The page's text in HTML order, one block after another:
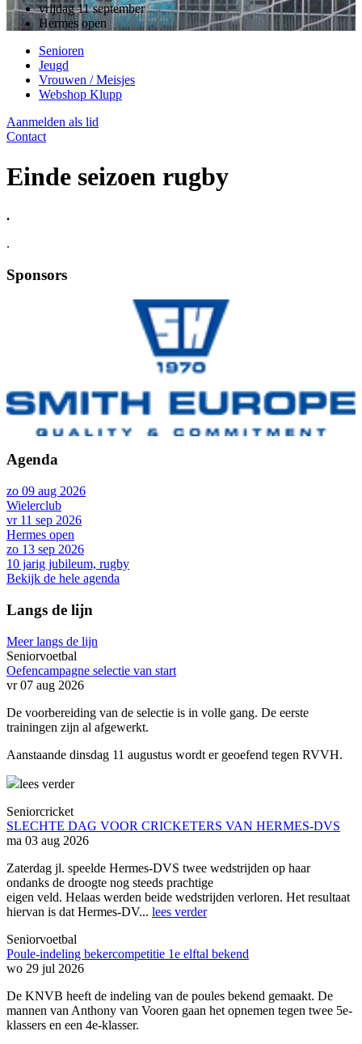
vrijdag 11 september
Hermes open
Senioren
Jeugd
Vrouwen / Meisjes
Webshop Klupp
Aanmelden als lid
Contact
Einde seizoen rugby
.
.
Sponsors
Agenda
zo 09 aug 2026
Wielerclub
vr 11 sep 2026
Hermes open
zo 13 sep 2026
10 jarig jubileum, rugby
Bekijk de hele agenda
Langs de lijn
Meer langs de lijn
Seniorvoetbal
Oefencampagne selectie van start
vr 07 aug 2026
De voorbereiding van de selectie is in volle gang. De eerste
trainingen zijn al afgewerkt.
Aanstaande dinsdag 11 augustus wordt er geoefend tegen RVVH.
lees verder
Seniorcricket
SLECHTE DAG VOOR CRICKETERS VAN HERMES-DVS
ma 03 aug 2026
Zaterdag jl. speelde Hermes-DVS twee wedstrijden op haar
ondanks de droogte nog steeds prachtige
eigen veld. Helaas werden beide wedstrijden verloren. Het resultaat
hiervan is dat Hermes-DV... lees verder
Seniorvoetbal
Poule-indeling bekercompetitie 1e elftal bekend
wo 29 jul 2026
De KNVB heeft de indeling van de poules bekend gemaakt. De
mannen van Anthony van Vooren gaan het opnemen tegen twee 5e-
klassers en een 4e-klasser.